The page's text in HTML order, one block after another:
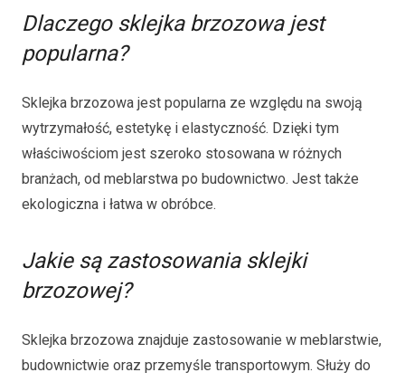
Dlaczego sklejka brzozowa jest
popularna?
Sklejka brzozowa jest popularna ze względu na swoją
wytrzymałość, estetykę i elastyczność. Dzięki tym
właściwościom jest szeroko stosowana w różnych
branżach, od meblarstwa po budownictwo. Jest także
ekologiczna i łatwa w obróbce.
Jakie są zastosowania sklejki
brzozowej?
Sklejka brzozowa znajduje zastosowanie w meblarstwie,
budownictwie oraz przemyśle transportowym. Służy do